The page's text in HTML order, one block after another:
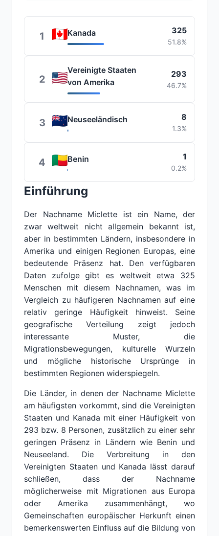
1 Kanada 325
51.8%
2
Vereinigte Staaten
von Amerika
293
46.7%
3 Neuseeländisch 8
1.3%
4 Benin 1
0.2%
Einführung
Der Nachname Miclette ist ein Name, der
zwar weltweit nicht allgemein bekannt ist,
aber in bestimmten Ländern, insbesondere in
Amerika und einigen Regionen Europas, eine
bedeutende Präsenz hat. Den verfügbaren
Daten zufolge gibt es weltweit etwa 325
Menschen mit diesem Nachnamen, was im
Vergleich zu häufigeren Nachnamen auf eine
relativ geringe Häufigkeit hinweist. Seine
geografische Verteilung zeigt jedoch
interessante Muster, die
Migrationsbewegungen, kulturelle Wurzeln
und mögliche historische Ursprünge in
bestimmten Regionen widerspiegeln.
Die Länder, in denen der Nachname Miclette
am häufigsten vorkommt, sind die Vereinigten
Staaten und Kanada mit einer Häufigkeit von
293 bzw. 8 Personen, zusätzlich zu einer sehr
geringen Präsenz in Ländern wie Benin und
Neuseeland. Die Verbreitung in den
Vereinigten Staaten und Kanada lässt darauf
schließen, dass der Nachname
möglicherweise mit Migrationen aus Europa
oder Amerika zusammenhängt, wo
Gemeinschaften europäischer Herkunft einen
bemerkenswerten Einfluss auf die Bildung von